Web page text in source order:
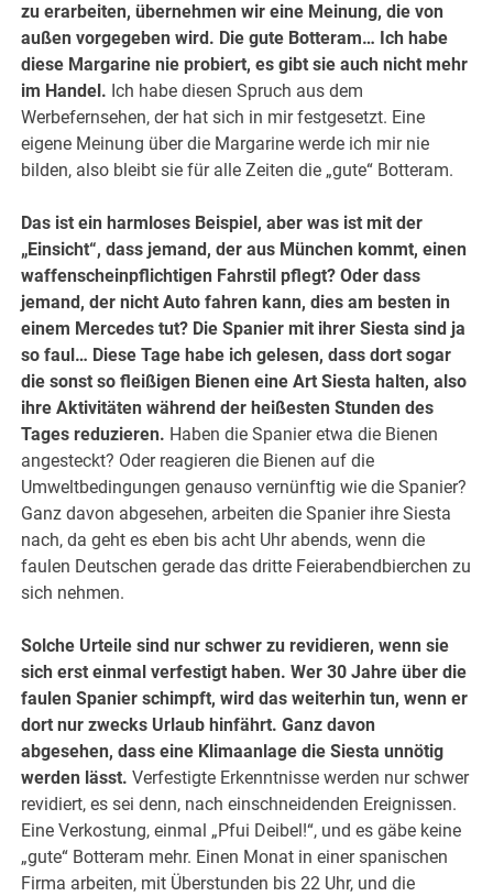
zu erarbeiten, übernehmen wir eine Meinung, die von
außen vorgegeben wird. Die gute Botteram… Ich habe
diese Margarine nie probiert, es gibt sie auch nicht mehr
im Handel. Ich habe diesen Spruch aus dem
Werbefernsehen, der hat sich in mir festgesetzt. Eine
eigene Meinung über die Margarine werde ich mir nie
bilden, also bleibt sie für alle Zeiten die „gute“ Botteram.
Das ist ein harmloses Beispiel, aber was ist mit der
„Einsicht“, dass jemand, der aus München kommt, einen
waffenscheinpflichtigen Fahrstil pflegt? Oder dass
jemand, der nicht Auto fahren kann, dies am besten in
einem Mercedes tut? Die Spanier mit ihrer Siesta sind ja
so faul… Diese Tage habe ich gelesen, dass dort sogar
die sonst so fleißigen Bienen eine Art Siesta halten, also
ihre Aktivitäten während der heißesten Stunden des
Tages reduzieren. Haben die Spanier etwa die Bienen
angesteckt? Oder reagieren die Bienen auf die
Umweltbedingungen genauso vernünftig wie die Spanier?
Ganz davon abgesehen, arbeiten die Spanier ihre Siesta
nach, da geht es eben bis acht Uhr abends, wenn die
faulen Deutschen gerade das dritte Feierabendbierchen zu
sich nehmen.
Solche Urteile sind nur schwer zu revidieren, wenn sie
sich erst einmal verfestigt haben. Wer 30 Jahre über die
faulen Spanier schimpft, wird das weiterhin tun, wenn er
dort nur zwecks Urlaub hinfährt. Ganz davon
abgesehen, dass eine Klimaanlage die Siesta unnötig
werden lässt. Verfestigte Erkenntnisse werden nur schwer
revidiert, es sei denn, nach einschneidenden Ereignissen.
Eine Verkostung, einmal „Pfui Deibel!“, und es gäbe keine
„gute“ Botteram mehr. Einen Monat in einer spanischen
Firma arbeiten, mit Überstunden bis 22 Uhr, und die